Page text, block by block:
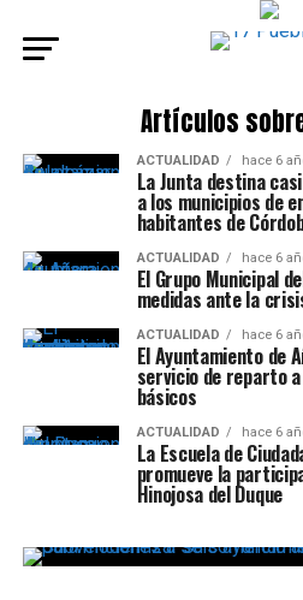
Artículos
ACTUALIDAD hace 6
La Junta destina
a los municipios de
habitantes de
ACTUALIDAD hace 6
El Grupo Municipal
medidas ante la
ACTUALIDAD hace 6
El Ayuntamiento de
servicio de reparto
básicos
ACTUALIDAD hace 6
La Escuela de
promueve la
Hinojosa del Duque